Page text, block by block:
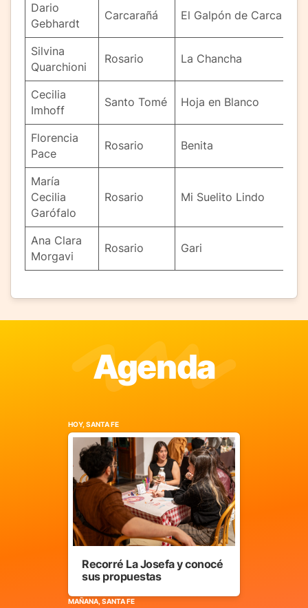
Dario
Gebhardt
Carcarañá El Galpón de Carca
Silvina
Quarchioni
Rosario La Chancha
Cecilia
Imhoff
Santo Tomé Hoja en Blanco
Florencia
Pace
Rosario Benita
María
Cecilia
Garófalo
Rosario Mi Suelito Lindo
Ana Clara
Morgavi
Rosario Gari
Agenda
HOY, SANTA FE
Recorré La Josefa y conocé
sus propuestas
MAÑANA, SANTA FE